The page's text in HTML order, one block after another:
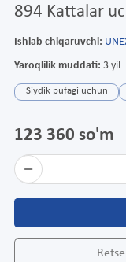
894 Kattalar
Ishlab chiqaruvchi:
Yaroqlilik muddati: 3 yil
Siydik pufagi uchun
123 360 so'm